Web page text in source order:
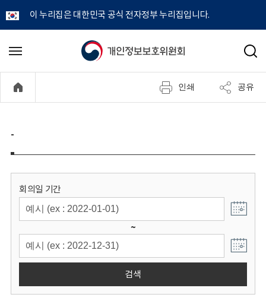
이 누리집은 대한민국 공식 전자정부 누리집입니다.
개
정
보
위
원
회
메
기
검
인쇄 공유
-
회의일 기간
~
검색